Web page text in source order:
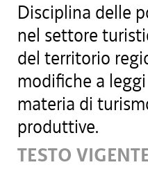
Disciplina delle
nel settore
del territorio
modifiche a
materia di
produttive.
TESTO